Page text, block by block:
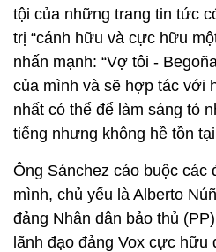
tội của những trang tin tức
trị “cánh hữu và cực hữu
nhấn mạnh: “Vợ tôi -
của mình và sẽ hợp tác với
nhất có thể để làm sáng tỏ
tiếng nhưng không hề tồn
Ông Sánchez cáo buộc các
mình, chủ yếu là Alberto
đảng Nhân dân bảo thủ
lãnh đạo đảng Vox cực